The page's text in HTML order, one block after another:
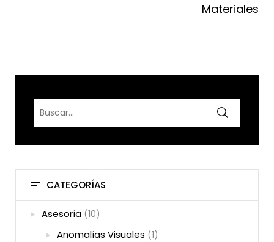
CATEGORÍAS
Asesoría (10)
Anomalías Visuales (1)
Materiales